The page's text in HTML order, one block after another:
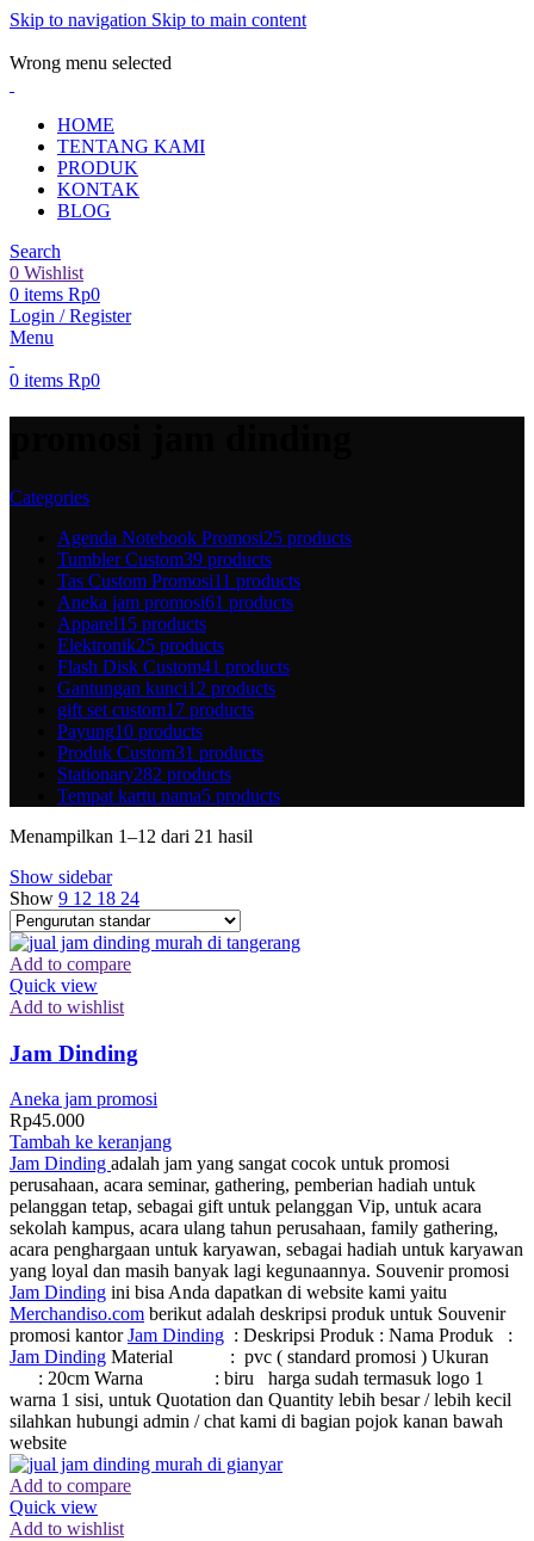
Skip to navigation Skip to main content
Wrong menu selected
HOME
TENTANG KAMI
PRODUK
KONTAK
BLOG
Search
0 Wishlist
0 items Rp0
Login / Register
Menu
0 items Rp0
Categories
Agenda Notebook Promosi25 products
Tumbler Custom39 products
Tas Custom Promosi11 products
Aneka jam promosi61 products
Apparel15 products
Elektronik25 products
Flash Disk Custom41 products
Gantungan kunci12 products
gift set custom17 products
Payung10 products
Produk Custom31 products
Stationary282 products
Tempat kartu nama5 products
Menampilkan 1–12 dari 21 hasil
Show sidebar
Show 9 12 18 24
Add to compare
Quick view
Add to wishlist
Jam Dinding
Aneka jam promosi
Rp45.000
Tambah ke keranjang
Jam Dinding adalah jam yang sangat cocok untuk promosi
perusahaan, acara seminar, gathering, pemberian hadiah untuk
pelanggan tetap, sebagai gift untuk pelanggan Vip, untuk acara
sekolah kampus, acara ulang tahun perusahaan, family gathering,
acara penghargaan untuk karyawan, sebagai hadiah untuk karyawan
yang loyal dan masih banyak lagi kegunaannya. Souvenir promosi
Jam Dinding ini bisa Anda dapatkan di website kami yaitu
Merchandiso.com berikut adalah deskripsi produk untuk Souvenir
promosi kantorJam Dinding : Deskripsi Produk : Nama Produk :
Jam Dinding Material : pvc ( standard promosi ) Ukuran
: 20cm Warna : biru harga sudah termasuk logo 1
warna 1 sisi, untuk Quotation dan Quantity lebih besar / lebih kecil
silahkan hubungi admin / chat kami di bagian pojok kanan bawah
website
Add to compare
Quick view
Add to wishlist